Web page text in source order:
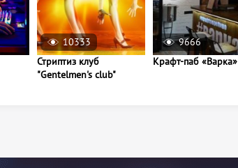
10333
Стриптиз клуб
"Gentelmen's club"
9666
Крафт-паб «Варка»